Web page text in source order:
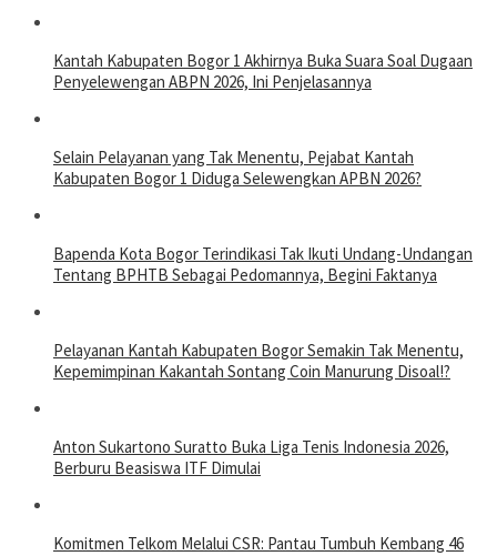
Kantah Kabupaten Bogor 1 Akhirnya Buka Suara Soal Dugaan
Penyelewengan ABPN 2026, Ini Penjelasannya
Selain Pelayanan yang Tak Menentu, Pejabat Kantah
Kabupaten Bogor 1 Diduga Selewengkan APBN 2026?
Bapenda Kota Bogor Terindikasi Tak Ikuti Undang-Undangan
Tentang BPHTB Sebagai Pedomannya, Begini Faktanya
Pelayanan Kantah Kabupaten Bogor Semakin Tak Menentu,
Kepemimpinan Kakantah Sontang Coin Manurung Disoal!?
Anton Sukartono Suratto Buka Liga Tenis Indonesia 2026,
Berburu Beasiswa ITF Dimulai
Komitmen Telkom Melalui CSR: Pantau Tumbuh Kembang 46